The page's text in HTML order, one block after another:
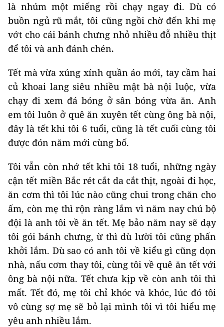
là nhúm một miếng rồi chạy ngay đi. Dù có
buồn ngủ rũ mắt, tôi cũng ngồi chờ đến khi mẹ
vớt cho cái bánh chưng nhỏ nhiều đỗ nhiều thịt
để tôi và anh đánh chén.
Tết mà vừa xúng xính quần áo mới, tay cầm hai
củ khoai lang siêu nhiều mật bà nội luộc, vừa
chạy đi xem đá bóng ở sân bóng vừa ăn. Anh
em tôi luôn ở quê ăn xuyên tết cùng ông bà nội,
đây là tết khi tôi 6 tuổi, cũng là tết cuối cùng tôi
được đón năm mới cùng bố.
Tôi vẫn còn nhớ tết khi tôi 18 tuổi, những ngày
cận tết miền Bắc rét cắt da cắt thịt, ngoài đi học,
ăn cơm thì tôi lúc nào cũng chui trong chăn cho
ấm, còn mẹ thì rộn ràng lắm vì năm nay chú bộ
đội là anh tôi về ăn tết. Mẹ bảo năm nay sẽ dạy
tôi gói bánh chưng, ừ thì dù lười tôi cũng phấn
khởi lắm. Dù sao có anh tôi về kiểu gì cũng dọn
nhà, nấu cơm thay tôi, cùng tôi về quê ăn tết với
ông bà nội nữa. Tết chưa kịp về còn anh tôi thì
mất. Tết đó, mẹ tôi chỉ khóc và khóc, lúc đó tôi
vô cùng sợ mẹ sẽ bỏ lại mình tôi vì tôi hiểu mẹ
yêu anh nhiều lắm.